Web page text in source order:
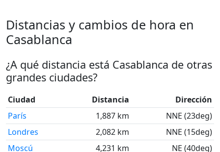
Distancias y cambios de hora en
Casablanca
¿A qué distancia está Casablanca de otras
grandes ciudades?
Ciudad Distancia
Dirección
París
1,887 km
NNE (23deg)
Londres
2,082 km
NNE (15deg)
Moscú
4,231 km NE (40deg)